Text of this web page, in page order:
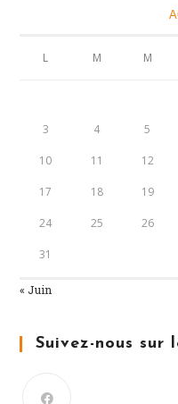
L M M
3 4 5
10 11 12
17 18 19
24 25 26
31
« Juin
Suivez-nous sur